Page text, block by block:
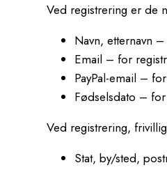
Ved registrering er de
Navn, etternavn
Email – for
PayPal-email –
Fødselsdato –
Ved registrering,
Stat, by/sted,